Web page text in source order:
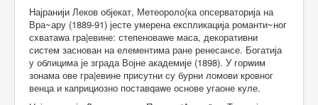
Најранији Леков објекат, Метеороло{ка опсерваторија на
Вра~ару (1889-91) јесте умерена експликација романти~ног
схватаwа гра|евине: степеноваwе маса, декоративни
систем заснован на елементима ране ренесансе. Богатија
у облицима је зграда Војне академије (1898). У горwим
зонама ове гра|евине присутни су бурни ломови кровног
венца и каприциозно поставqаwе основе угаоне куле.